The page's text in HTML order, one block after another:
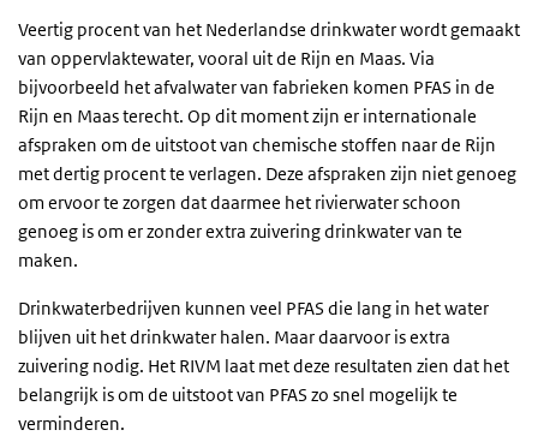
Veertig procent van het Nederlandse drinkwater wordt gemaakt
van oppervlaktewater, vooral uit de Rijn en Maas. Via
bijvoorbeeld het afvalwater van fabrieken komen PFAS in de
Rijn en Maas terecht. Op dit moment zijn er internationale
afspraken om de uitstoot van chemische stoffen naar de Rijn
met dertig procent te verlagen. Deze afspraken zijn niet genoeg
om ervoor te zorgen dat daarmee het rivierwater schoon
genoeg is om er zonder extra zuivering drinkwater van te
maken.
Drinkwaterbedrijven kunnen veel PFAS die lang in het water
blijven uit het drinkwater halen. Maar daarvoor is extra
zuivering nodig. Het RIVM laat met deze resultaten zien dat het
belangrijk is om de uitstoot van PFAS zo snel mogelijk te
verminderen.